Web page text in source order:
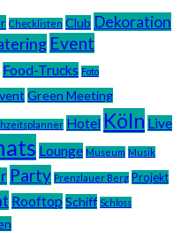
Checklisten Club Dekoration
Event
Food-Trucks Foto
Green Meeting
Hotel Köln Live
Lounge Museum Musik
Party Prenzlauer Berg Projekt
Rooftop Schiff Schloss